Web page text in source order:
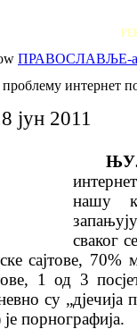
ПРАВОСЛАВЉЕ-
интернет
јун 2011
нашу
сваког
сајтове, 70%
1 од 3
су „дјечија
порнографија.